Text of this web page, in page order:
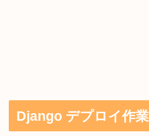
Django デプロイ作業